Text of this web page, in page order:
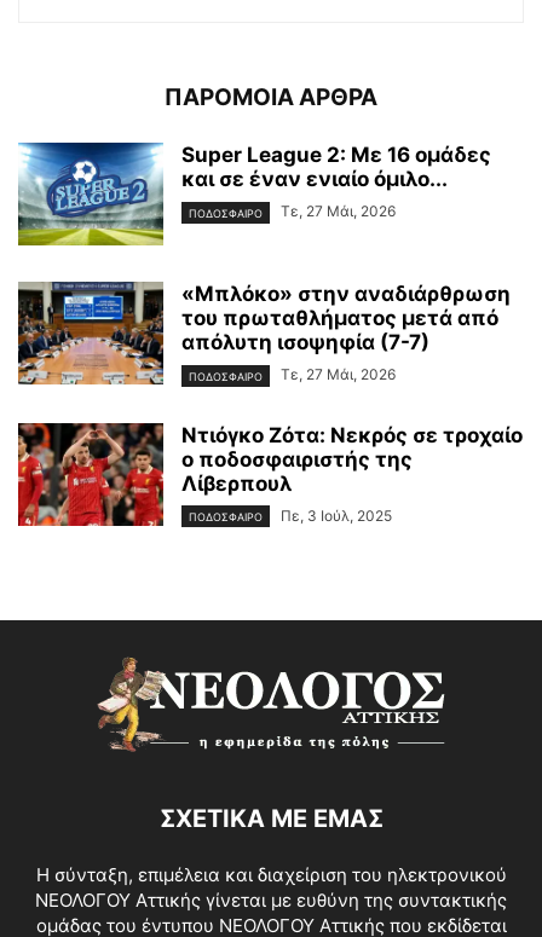
ΠΑΡΟΜΟΙΑ ΑΡΘΡΑ
Super League 2: Με 16 ομάδες
και σε έναν ενιαίο όμιλο...
ΠΟΔΟΣΦΑΙΡΟ Τε, 27 Μάι, 2026
«Μπλόκο» στην αναδιάρθρωση
του πρωταθλήματος μετά από
απόλυτη ισοψηφία (7-7)
ΠΟΔΟΣΦΑΙΡΟ Τε, 27 Μάι, 2026
Ντιόγκο Ζότα: Νεκρός σε τροχαίο
ο ποδοσφαιριστής της
Λίβερπουλ
ΠΟΔΟΣΦΑΙΡΟ Πε, 3 Ιούλ, 2025
ΣΧΕΤΙΚΑ ΜΕ ΕΜΑΣ
Η σύνταξη, επιμέλεια και διαχείριση του ηλεκτρονικού
ΝΕΟΛΟΓΟΥ Αττικής γίνεται με ευθύνη της συντακτικής
ομάδας του έντυπου ΝΕΟΛΟΓΟΥ Αττικής που εκδίδεται